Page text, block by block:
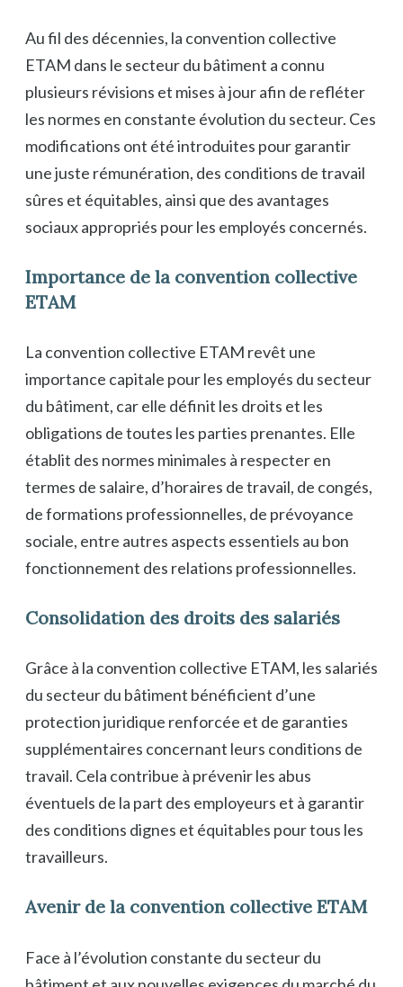
Au fil des décennies, la convention collective
ETAM dans le secteur du bâtiment a connu
plusieurs révisions et mises à jour afin de refléter
les normes en constante évolution du secteur. Ces
modifications ont été introduites pour garantir
une juste rémunération, des conditions de travail
sûres et équitables, ainsi que des avantages
sociaux appropriés pour les employés concernés.
Importance de la convention collective
ETAM
La convention collective ETAM revêt une
importance capitale pour les employés du secteur
du bâtiment, car elle définit les droits et les
obligations de toutes les parties prenantes. Elle
établit des normes minimales à respecter en
termes de salaire, d’horaires de travail, de congés,
de formations professionnelles, de prévoyance
sociale, entre autres aspects essentiels au bon
fonctionnement des relations professionnelles.
Consolidation des droits des salariés
Grâce à la convention collective ETAM, les salariés
du secteur du bâtiment bénéficient d’une
protection juridique renforcée et de garanties
supplémentaires concernant leurs conditions de
travail. Cela contribue à prévenir les abus
éventuels de la part des employeurs et à garantir
des conditions dignes et équitables pour tous les
travailleurs.
Avenir de la convention collective ETAM
Face à l’évolution constante du secteur du